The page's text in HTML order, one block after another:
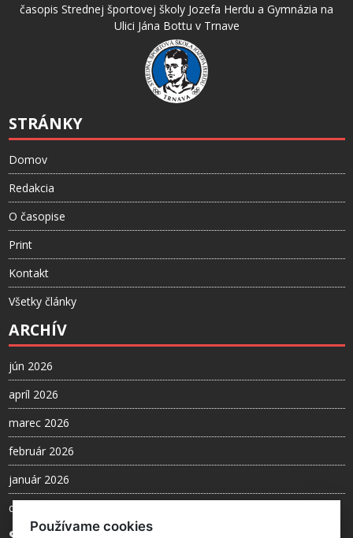
časopis Strednej športovej školy Jozefa Herdu a Gymnázia na
Ulici Jána Bottu v Trnave
STRÁNKY
Domov
Redakcia
O časopise
Print
Kontakt
Všetky články
ARCHÍV
jún 2026
apríl 2026
marec 2026
február 2026
január 2026
december 2025
Používame cookies